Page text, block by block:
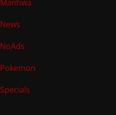
Manhwa
News
NoAds
Pokemon
Specials